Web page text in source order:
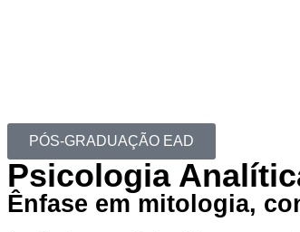
PÓS-GRADUAÇÃO EAD
Psicologia
Ênfase em mitologia,